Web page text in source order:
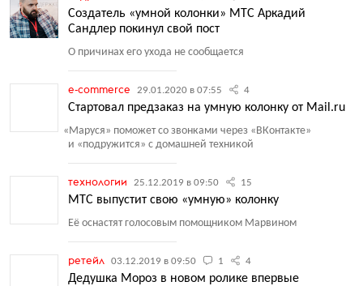
Создатель «умной колонки» МТС Аркадий
Сандлер покинул свой пост
О причинах его ухода не сообщается
e-commerce 29.01.2020 в 07:55 4
Стартовал предзаказ на умную колонку от Mail.ru
«Маруся» поможет со звонками через «ВКонтакте»
и «подружится» с домашней техникой
технологии 25.12.2019 в 09:50 15
МТС выпустит свою «умную» колонку
Её оснастят голосовым помощником Марвином
ретейл 03.12.2019 в 09:50 1 4
Дедушка Мороз в новом ролике впервые